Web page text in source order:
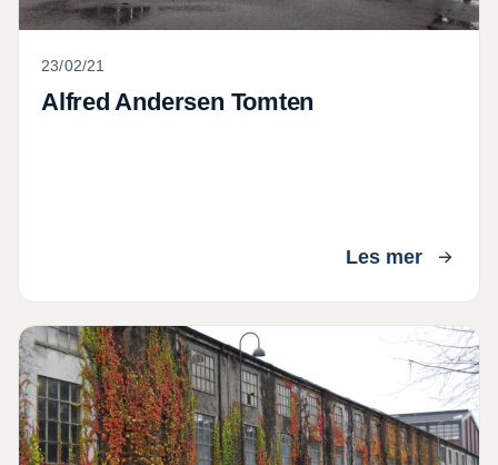
23/02/21
Alfred Andersen Tomten
Les mer
Østlandsposten 02 10 2020